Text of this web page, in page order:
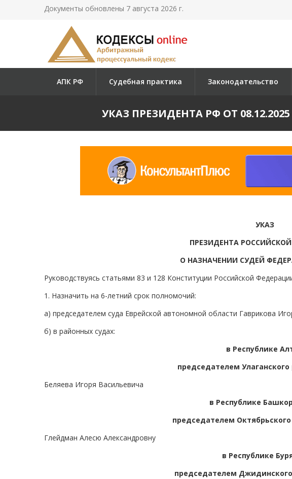
Документы обновлены 7 августа 2026 г.
АПК РФ Судебная практика Законодательство
УКАЗ ПРЕЗИДЕНТА РФ ОТ
УКАЗ
ПРЕЗИДЕНТА
О НАЗНАЧЕНИИ СУДЕЙ
Руководствуясь статьями 83 и 128 Конституции Российской
1. Назначить на 6-летний срок полномочий:
а) председателем суда Еврейской автономной области Гаврикова
б) в районных судах:
в Республике
председателем Улаганского
Беляева Игоря Васильевича
в Республике
председателем Октябрьского
Глейдман Алесю Александровну
в Республике
председателем